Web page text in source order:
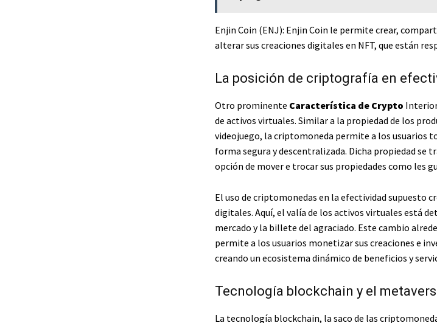
Enjin Coin (ENJ): Enjin Coin le permite crear,
alterar sus creaciones digitales en NFT, que están
La posición de criptografía en
Otro prominente Característica de Crypto
de activos virtuales. Similar a la propiedad de los
videojuego, la criptomoneda permite a los usuarios
forma segura y descentralizada. Dicha propiedad se
opción de mover e trocar sus propiedades como les
El uso de criptomonedas en la efectividad supuesto
digitales. Aquí, el valía de los activos virtuales está
mercado y la billete del agraciado. Este cambio
permite a los usuarios monetizar sus creaciones e
creando un ecosistema dinámico de beneficios y
Tecnología blockchain y el
La tecnología blockchain, la saco de las